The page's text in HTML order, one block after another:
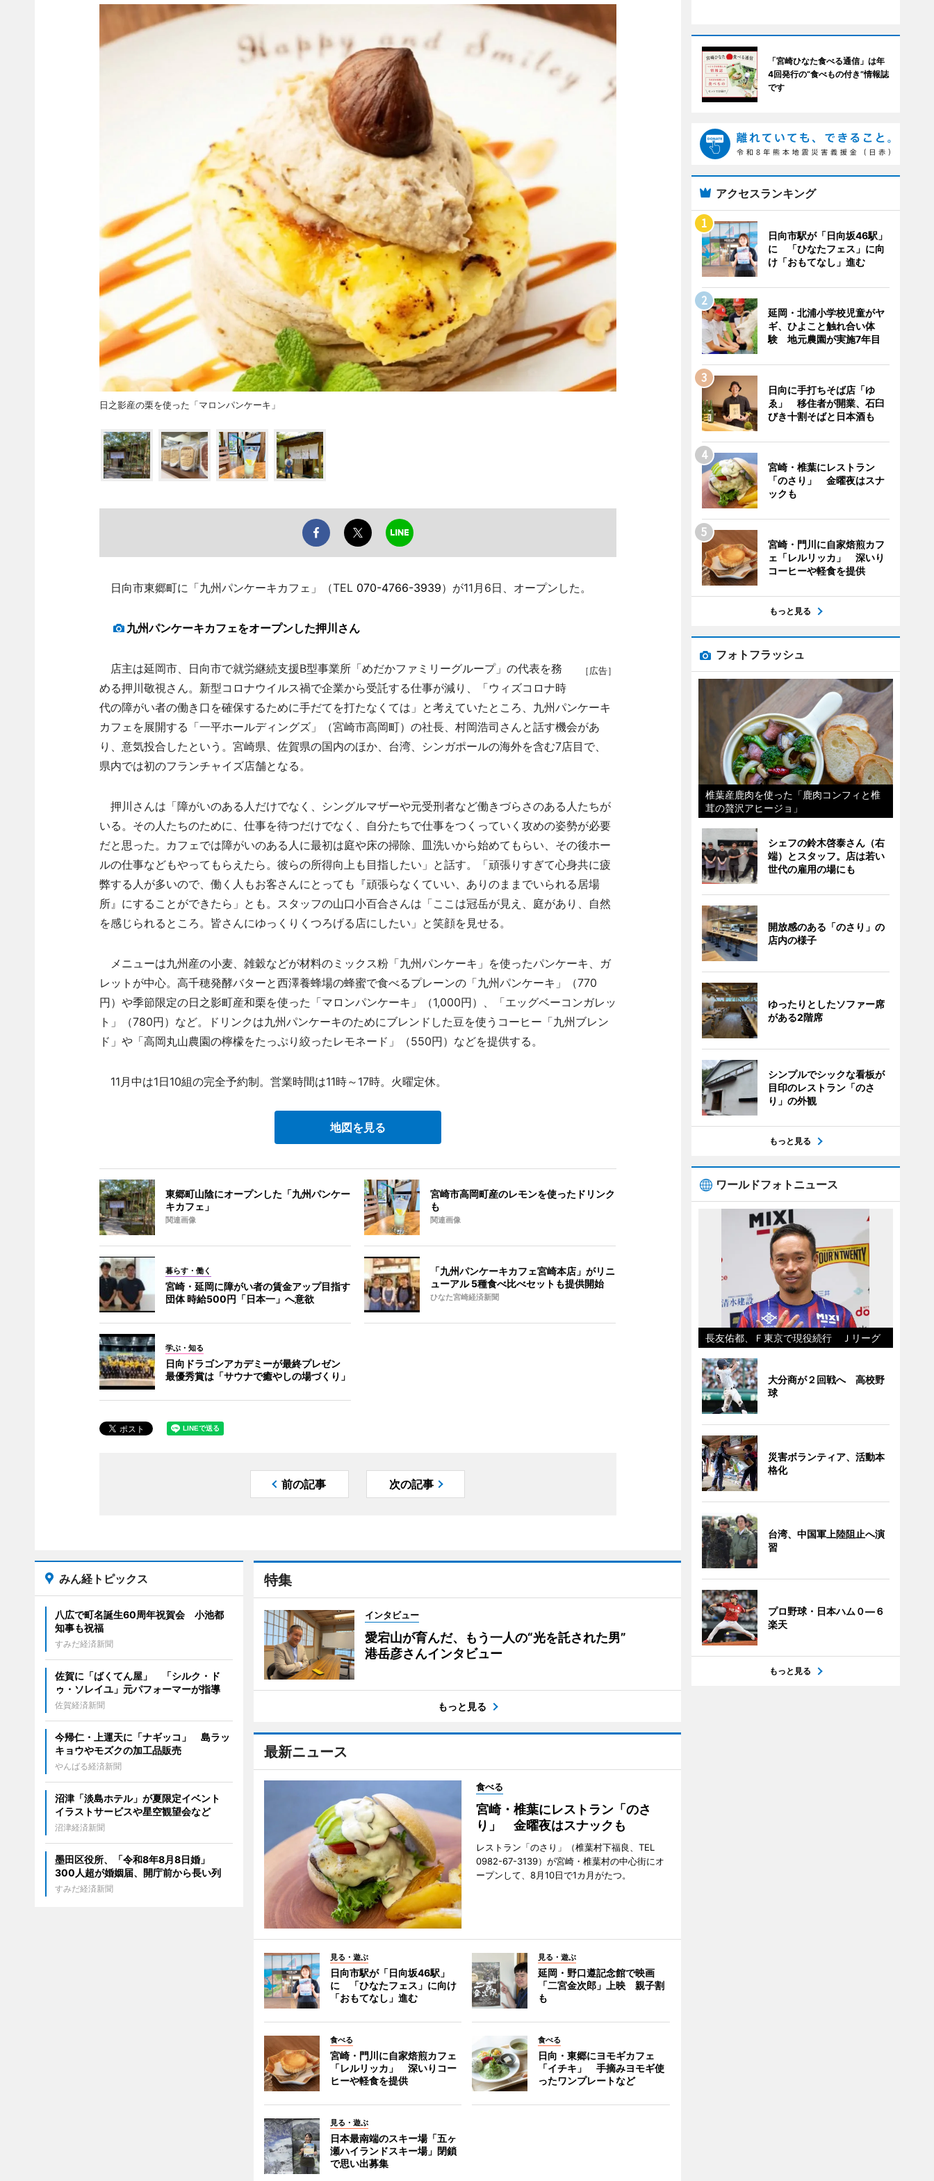
日之影産の栗を使った「マロンパンケーキ」
日向市東郷町に「九州パンケーキカフェ」（TEL 070-4766-3939）が11月6日、オープンした。
九州パンケーキカフェをオープンした押川さん
［広告］
店主は延岡市、日向市で就労継続支援B型事業所「めだかファミリーグループ」の代表を務
める押川敬視さん。新型コロナウイルス禍で企業から受託する仕事が減り、「ウィズコロナ時
代の障がい者の働き口を確保するために手だてを打たなくては」と考えていたところ、九州パンケーキ
カフェを展開する「一平ホールディングズ」（宮崎市高岡町）の社長、村岡浩司さんと話す機会があ
り、意気投合したという。宮崎県、佐賀県の国内のほか、台湾、シンガポールの海外を含む7店目で、
県内では初のフランチャイズ店舗となる。
押川さんは「障がいのある人だけでなく、シングルマザーや元受刑者など働きづらさのある人たちが
いる。その人たちのために、仕事を待つだけでなく、自分たちで仕事をつくっていく攻めの姿勢が必要
だと思った。カフェでは障がいのある人に最初は庭や床の掃除、皿洗いから始めてもらい、その後ホー
ルの仕事などもやってもらえたら。彼らの所得向上も目指したい」と話す。「頑張りすぎて心身共に疲
弊する人が多いので、働く人もお客さんにとっても『頑張らなくていい、ありのままでいられる居場
所』にすることができたら」とも。スタッフの山口小百合さんは「ここは冠岳が見え、庭があり、自然
を感じられるところ。皆さんにゆっくりくつろげる店にしたい」と笑顔を見せる。
メニューは九州産の小麦、雑穀などが材料のミックス粉「九州パンケーキ」を使ったパンケーキ、ガ
レットが中心。高千穂発酵バターと西澤養蜂場の蜂蜜で食べるプレーンの「九州パンケーキ」（770
円）や季節限定の日之影町産和栗を使った「マロンパンケーキ」（1,000円）、「エッグベーコンガレッ
ト」（780円）など。ドリンクは九州パンケーキのためにブレンドした豆を使うコーヒー「九州ブレン
ド」や「高岡丸山農園の檸檬をたっぷり絞ったレモネード」（550円）などを提供する。
11月中は1日10組の完全予約制。営業時間は11時～17時。火曜定休。
地図を見る
東郷町山陰にオープンした「九州パンケー
キカフェ」
関連画像
宮崎市高岡町産のレモンを使ったドリンク
も
関連画像
暮らす・働く
宮崎・延岡に障がい者の賃金アップ目指す
団体 時給500円「日本一」へ意欲
「九州パンケーキカフェ宮崎本店」がリニ
ューアル 5種食べ比べセットも提供開始
ひなた宮崎経済新聞
学ぶ・知る
日向ドラゴンアカデミーが最終プレゼン
最優秀賞は「サウナで癒やしの場づくり」
前の記事 次の記事
特集
インタビュー
愛宕山が育んだ、もう一人の“光を託された男”
港岳彦さんインタビュー
もっと見る
最新ニュース
食べる
宮崎・椎葉にレストラン「のさ
り」 金曜夜はスナックも
レストラン「のさり」（椎葉村下福良、TEL
0982-67-3139）が宮崎・椎葉村の中心街にオ
ープンして、8月10日で1カ月がたつ。
見る・遊ぶ
日向市駅が「日向坂46駅」
に 「ひなたフェス」に向け
「おもてなし」進む
見る・遊ぶ
延岡・野口遵記念館で映画
「二宮金次郎」上映 親子割
も
食べる
宮崎・門川に自家焙煎カフェ
「レルリッカ」 深いりコー
ヒーや軽食を提供
食べる
日向・東郷にヨモギカフェ
「イチキ」 手摘みヨモギ使
ったワンプレートなど
見る・遊ぶ
日本最南端のスキー場「五ヶ
瀬ハイランドスキー場」閉鎖
で思い出募集
みん経トピックス
八広で町名誕生60周年祝賀会 小池都
知事も祝福
すみだ経済新聞
佐賀に「ばくてん屋」 「シルク・ド
ゥ・ソレイユ」元パフォーマーが指導
佐賀経済新聞
今帰仁・上運天に「ナギッコ」 島ラッ
キョウやモズクの加工品販売
やんばる経済新聞
沼津「淡島ホテル」が夏限定イベント
イラストサービスや星空観望会など
沼津経済新聞
墨田区役所、「令和8年8月8日婚」
300人超が婚姻届、開庁前から長い列
すみだ経済新聞
「宮崎ひなた食べる通信」は年
4回発行の“食べもの付き”情報誌
です
アクセスランキング
日向市駅が「日向坂46駅」
に 「ひなたフェス」に向
け「おもてなし」進む
延岡・北浦小学校児童がヤ
ギ、ひよこと触れ合い体
験 地元農園が実施7年目
日向に手打ちそば店「ゆ
ゑ」 移住者が開業、石臼
びき十割そばと日本酒も
宮崎・椎葉にレストラン
「のさり」 金曜夜はスナ
ックも
宮崎・門川に自家焙煎カフ
ェ「レルリッカ」 深いり
コーヒーや軽食を提供
もっと見る
フォトフラッシュ
椎葉産鹿肉を使った「鹿肉コンフィと椎
茸の贅沢アヒージョ」
シェフの鈴木啓泰さん（右
端）とスタッフ。店は若い
世代の雇用の場にも
開放感のある「のさり」の
店内の様子
ゆったりとしたソファー席
がある2階席
シンプルでシックな看板が
目印のレストラン「のさ
り」の外観
もっと見る
ワールドフォトニュース
長友佑都、Ｆ東京で現役続行 Ｊリーグ
大分商が２回戦へ 高校野
球
災害ボランティア、活動本
格化
台湾、中国軍上陸阻止へ演
習
プロ野球・日本ハム０―６
楽天
もっと見る